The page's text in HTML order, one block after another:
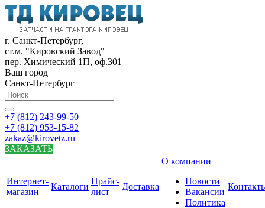
г. Санкт-Петербург,
ст.м. "Кировский Завод"
пер. Химический 1П, оф.301
Ваш город
Санкт-Петербург
+7 (812) 243-99-50
+7 (812) 953-15-82
zakaz@kirovetz.ru
ЗАКАЗАТЬ
Интернет-
магазин
Каталоги
Прайс-
лист
Доставка
О компании
Новости
Вакансии
Политика